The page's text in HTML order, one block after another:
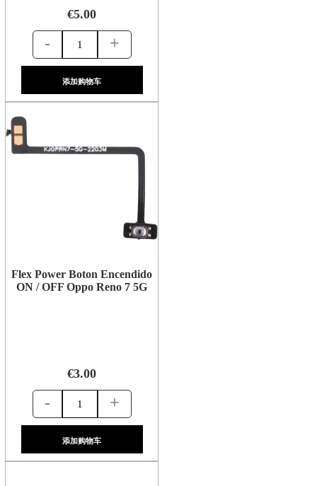
€5.00
- +
添加购物车
Flex Power Boton Encendido
ON / OFF Oppo Reno 7 5G
€3.00
- +
添加购物车